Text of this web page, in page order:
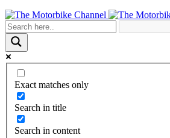
Exact matches only
Search in title
Search in content